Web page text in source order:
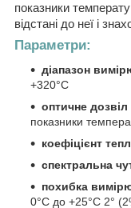
показники
відстані до неї і
Параметри:
діапазон
+320°С
оптичне дозвіл
показники
коефіцієнт
спектральна
похибка
0°С до +25°С 2°